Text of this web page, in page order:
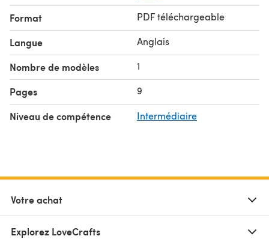
Format PDF téléchargeable
Langue Anglais
Nombre de modèles 1
Pages 9
Niveau de compétence Intermédiaire
Votre achat
Explorez LoveCrafts